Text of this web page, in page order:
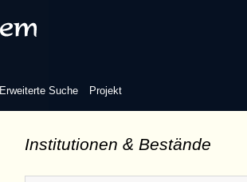
Erweiterte Suche Projekt
Institutionen & Bestände